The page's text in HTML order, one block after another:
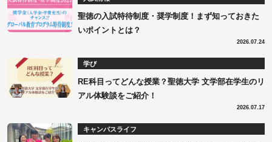
聖徳の入試特待制度・奨学制度！まず知っておきた
いポイントとは？
2026.07.24
学び
RE科目ってどんな授業？聖徳大学 文学部在学生のリ
アル体験談をご紹介！
2026.07.17
キャンパスライフ